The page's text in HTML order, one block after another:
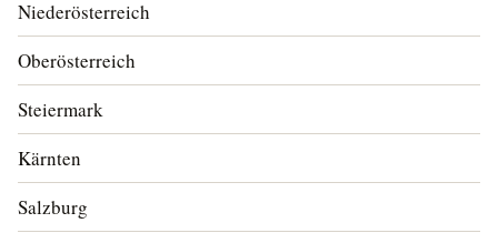
Niederösterreich
Oberösterreich
Steiermark
Kärnten
Salzburg